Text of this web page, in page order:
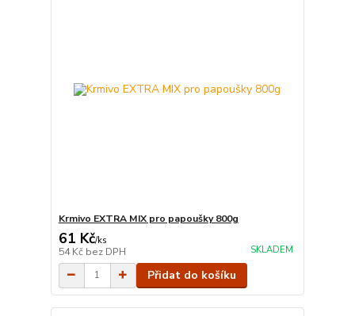
Krmivo EXTRA MIX pro papoušky 800g
61 Kč/ks
54 Kč bez DPH SKLADEM
Přidat do košíku